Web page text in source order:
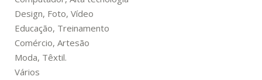
Design, Foto, Vídeo
Educação, Treinamento
Comércio, Artesão
Moda, Têxtil.
Vários